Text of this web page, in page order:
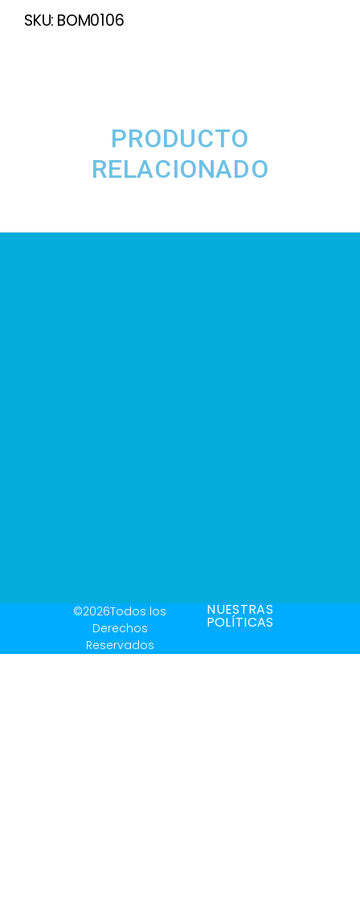
SKU: BOM0106
PRODUCTO
RELACIONADO
©2026Todos los
Derechos
Reservados
NUESTRAS
POLÍTICAS